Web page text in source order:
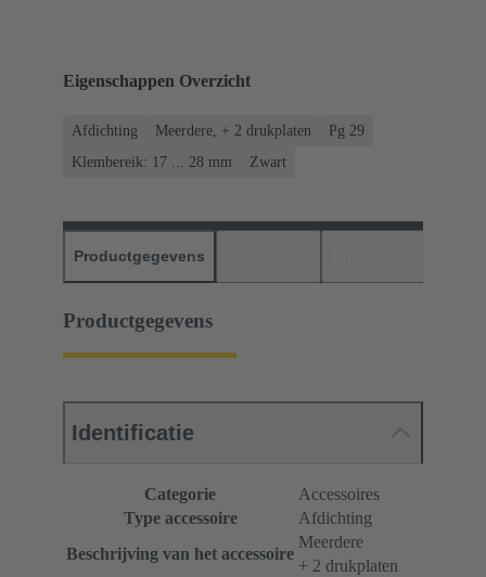
Eigenschappen Overzicht
Afdichting Meerdere, + 2 drukplaten
Pg 29
Klembereik: 17 ... 28 mm
Zwart
Productgegevens
Productgegevens
Identificatie
Categorie
Accessoires
Type accessoire
Afdichting
Beschrijving van het accessoire
Meerdere
+ 2 drukplaten